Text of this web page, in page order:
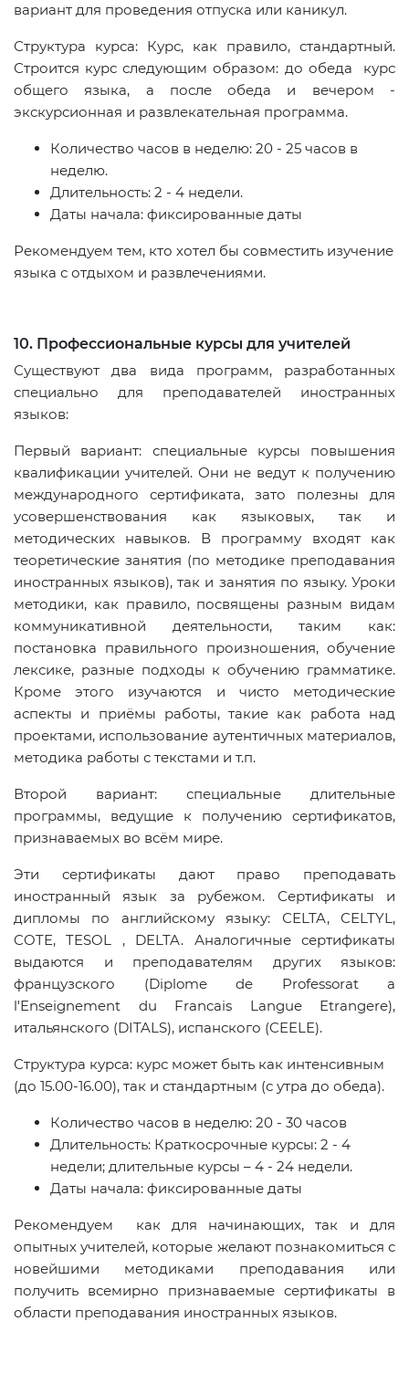
вариант для проведения отпуска или каникул.
Структура курса: Курс, как правило, стандартный.
Строится курс следующим образом: до обеда курс
общего языка, а после обеда и вечером -
экскурсионная и развлекательная программа.
Количество часов в неделю: 20 - 25 часов в
неделю.
Длительность: 2 - 4 недели.
Даты начала: фиксированные даты
Рекомендуем тем, кто хотел бы совместить изучение
языка с отдыхом и развлечениями.
10. Профессиональные курсы для учителей
Существуют два вида программ, разработанных
специально для преподавателей иностранных
языков:
Первый вариант: специальные курсы повышения
квалификации учителей. Они не ведут к получению
международного сертификата, зато полезны для
усовершенствования как языковых, так и
методических навыков. В программу входят как
теоретические занятия (по методике преподавания
иностранных языков), так и занятия по языку. Уроки
методики, как правило, посвящены разным видам
коммуникативной деятельности, таким как:
постановка правильного произношения, обучение
лексике, разные подходы к обучению грамматике.
Кроме этого изучаются и чисто методические
аспекты и приёмы работы, такие как работа над
проектами, использование аутентичных материалов,
методика работы с текстами и т.п.
Второй вариант: специальные длительные
программы, ведущие к получению сертификатов,
признаваемых во всём мире.
Эти сертификаты дают право преподавать
иностранный язык за рубежом. Сертификаты и
дипломы по английскому языку: СЕLTA, CELTYL,
COTE, TESOL , DELTA. Аналогичные сертификаты
выдаются и преподавателям других языков:
французского (Diplome de Professorat a
l'Enseignement du Francais Langue Etrangere),
итальянского (DITALS), испанского (CEELE).
Структура курса: курс может быть как интенсивным
(до 15.00-16.00), так и стандартным (с утра до обеда).
Количество часов в неделю: 20 - 30 часов
Длительность: Краткосрочные курсы: 2 - 4
недели; длительные курсы – 4 - 24 недели.
Даты начала: фиксированные даты
Рекомендуем как для начинающих, так и для
опытных учителей, которые желают познакомиться с
новейшими методиками преподавания или
получить всемирно признаваемые сертификаты в
области преподавания иностранных языков.